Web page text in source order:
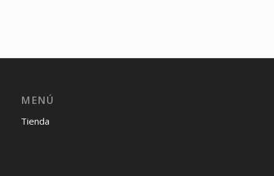
MENÚ
Tienda